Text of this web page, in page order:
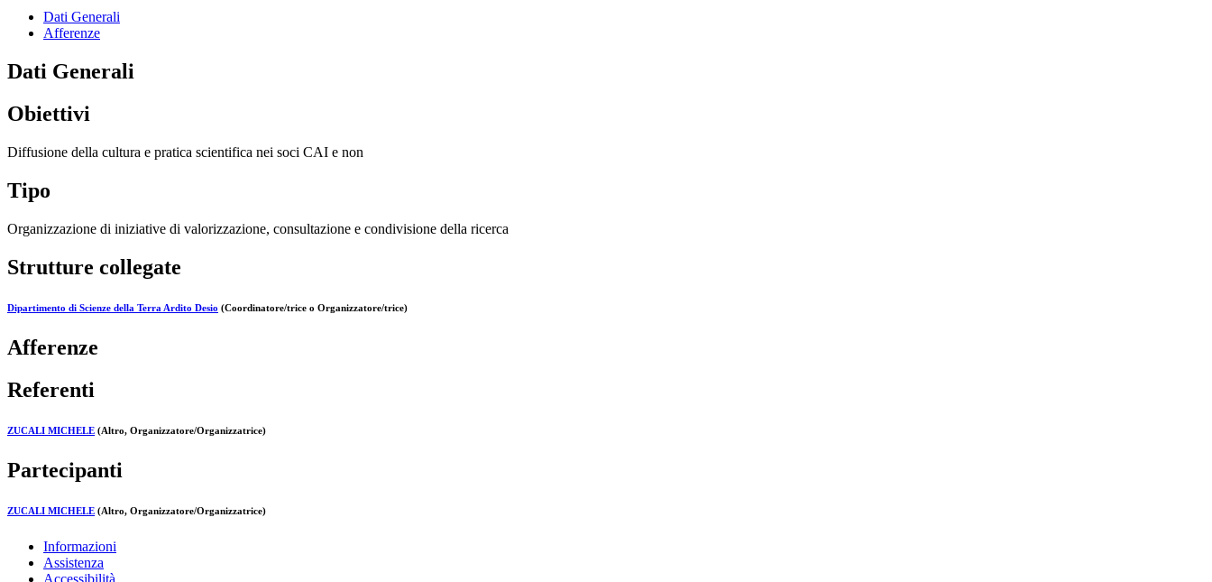
Dati Generali
Afferenze
Dati Generali
Obiettivi
Diffusione della cultura e pratica scientifica nei soci CAI e non
Tipo
Organizzazione di iniziative di valorizzazione, consultazione e condivisione della ricerca
Strutture collegate
Dipartimento di Scienze della Terra Ardito Desio (Coordinatore/trice o Organizzatore/trice)
Afferenze
Referenti
ZUCALI MICHELE (Altro, Organizzatore/Organizzatrice)
Partecipanti
ZUCALI MICHELE (Altro, Organizzatore/Organizzatrice)
Informazioni
Assistenza
Accessibilità